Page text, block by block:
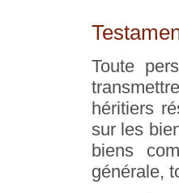
Toute
héritiers
sur les
biens
générale,